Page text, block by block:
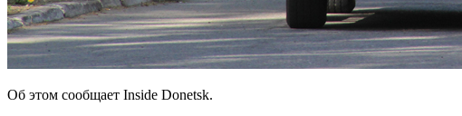
Об этом сообщает Inside Donetsk.